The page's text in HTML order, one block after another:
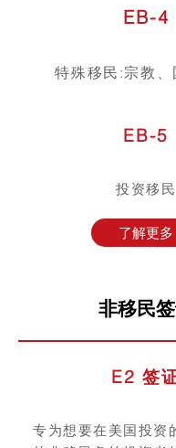
EB-4
特殊移民:宗教、
EB-5​
投资移民
了解更多
非移民
E2 签
专为想要在美国投资